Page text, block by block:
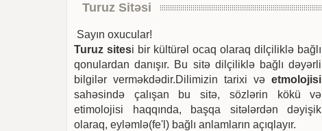
Turuz Sitəsi
Sayın oxucular!
Turuz sitesi bir kültürəl ocaq olaraq dilçiliklə bağlı
qonulardan danışır. Bu sitə dilçiliklə bağlı dəyərli
bilgilər verməkdədir.Dilimizin tarixi vəetmolojisi
sahəsində çalışan bu sitə, sözlərin kökü və
etimolojisi haqqında, başqa sitələrdən dəyişik
olaraq, eyləmlə(fe'l) bağlı anlamların açıqlayır.